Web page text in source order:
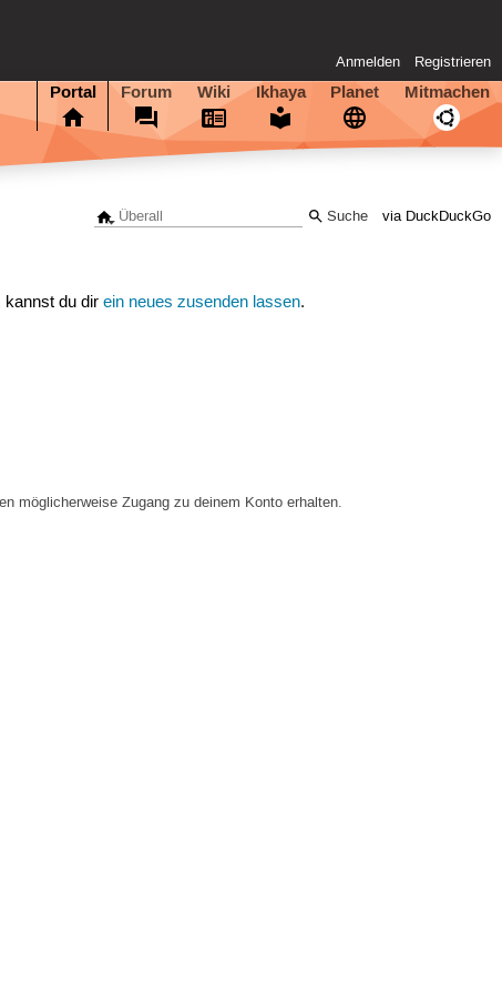
Anmelden Registrieren
Portal Forum Wiki Ikhaya Planet Mitmachen
via DuckDuckGo
kannst du direin neues zusenden lassen.
möglicherweise Zugang zu deinem Konto erhalten.